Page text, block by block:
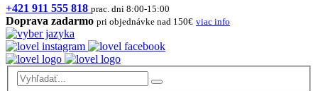
+421 911 555 818 prac. dni 8:00-15:00
Doprava zadarmo pri objednávke nad 150€ viac info